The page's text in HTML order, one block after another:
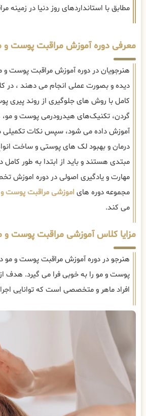
مطابق با استانداردهای روز دنیا در
معرفی دوره آموزش مراقبت پوست و
هنرجویان در دوره آموزش مراقبت پوست و
دیده و بصورت عملی انجام می دهند ، در
کامل با روش های جلوگیری از روند
گردن، تکنیک‌های هیدرودرمی پوست و مو،
آموزش داده می شود، سپس نکات تکمیلی در
درمان و بهبود لک های پوستی و ساخت
مبتدی هستند و باید از ابتدا به طور
مهارت و یادگیری اصولی در دوره اموزش
مجموعه دوره های اموزشی مراقبت پوست
می کند.
مزایا کلاس آموزشی مراقبت پوست و
هنرجو در دوره آموزش مراقبت پوست و مو
پوست و مو را به خوبی فرا می گیرد. هدف
افراد ماهر و متخصصی است که توانایی